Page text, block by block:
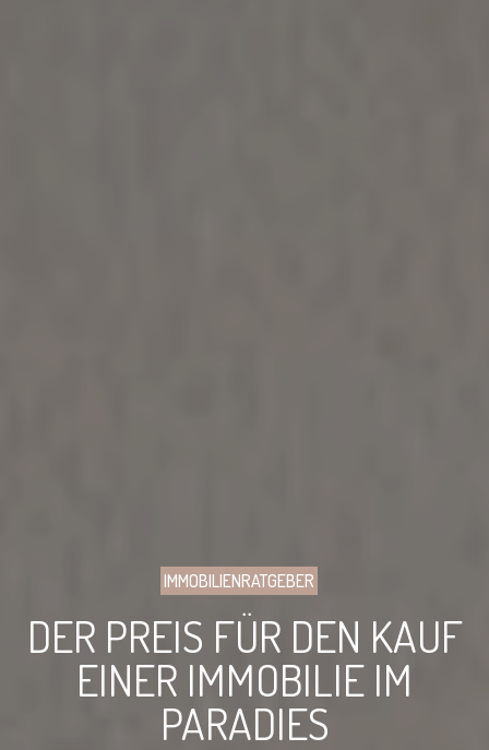
IMMOBILIENRATGEBER
DER PREIS FÜR DEN KAUF
EINER IMMOBILIE IM
PARADIES